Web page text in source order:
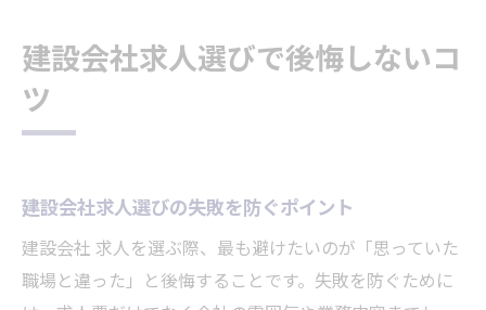
建設会社求人選びで後悔しないコ
ツ
建設会社求人選びの失敗を防ぐポイント
建設会社 求人を選ぶ際、最も避けたいのが「思っていた
職場と違った」と後悔することです。失敗を防ぐために